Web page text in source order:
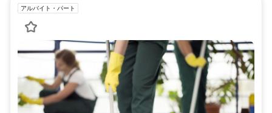
アルバイト・パート